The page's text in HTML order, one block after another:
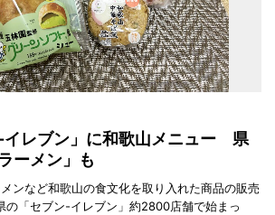
イレブン」に和歌山メニュー 県
ーメン」も
ンなど和歌山の食文化を取り入れた商品の販売
の「セブン-イレブン」約2800店舗で始まっ